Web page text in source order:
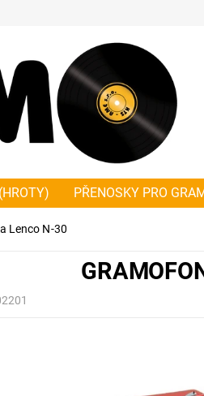
PŘENOSKY PRO
PLOCHÉ
Lenco N-30